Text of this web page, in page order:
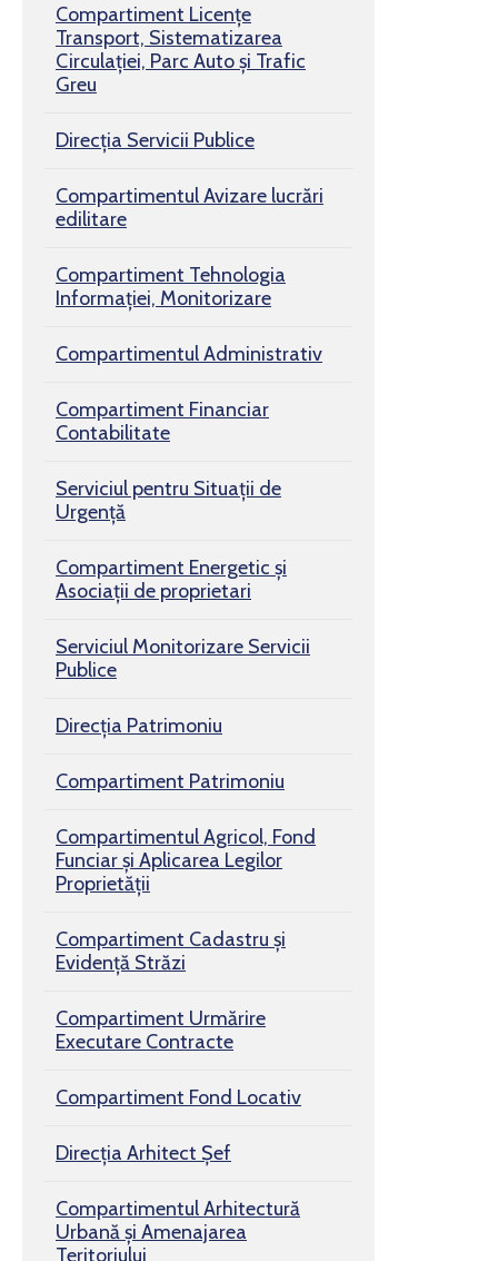
Compartiment Licențe
Transport, Sistematizarea
Circulației, Parc Auto și Trafic
Greu
Direcția Servicii Publice
Compartimentul Avizare lucrări
edilitare
Compartiment Tehnologia
Informației, Monitorizare
Compartimentul Administrativ
Compartiment Financiar
Contabilitate
Serviciul pentru Situaţii de
Urgenţă
Compartiment Energetic și
Asociații de proprietari
Serviciul Monitorizare Servicii
Publice
Direcția Patrimoniu
Compartiment Patrimoniu
Compartimentul Agricol, Fond
Funciar şi Aplicarea Legilor
Proprietăţii
Compartiment Cadastru și
Evidență Străzi
Compartiment Urmărire
Executare Contracte
Compartiment Fond Locativ
Direcția Arhitect Șef
Compartimentul Arhitectură
Urbană şi Amenajarea
Teritoriului